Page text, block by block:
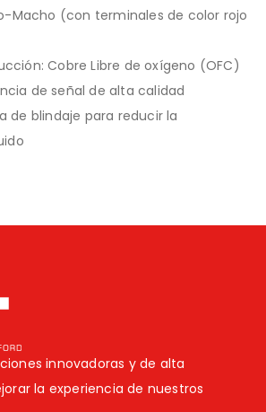
Macho (con terminales de color rojo
Cobre Libre de oxígeno (OFC)
de señal de alta calidad
de blindaje para reducir la
innovadoras y de alta
la experiencia de nuestros